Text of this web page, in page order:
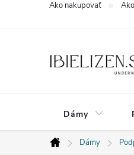
Ako nakupovať
Dámy
Domov
Dámy